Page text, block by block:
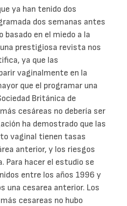
ya han tenido dos
dos semanas antes
basado en el miedo a la
prestigiosa revista nos
ya que las
vaginalmente en la
que el programar una
Británica de
cesáreas no debería ser
ha demostrado que las
vaginal tienen tasas
anterior, y los riesgos
Para hacer el estudio se
entre los años 1996 y
una cesarea anterior. Los
cesareas no hubo